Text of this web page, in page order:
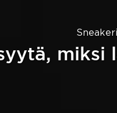
miksi